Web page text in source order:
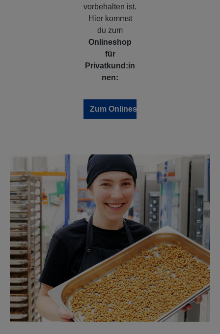
vorbehalten ist.
Hier kommst
du zum
Onlineshop
für
Privatkund:in
nen:
Zum Onlineshop